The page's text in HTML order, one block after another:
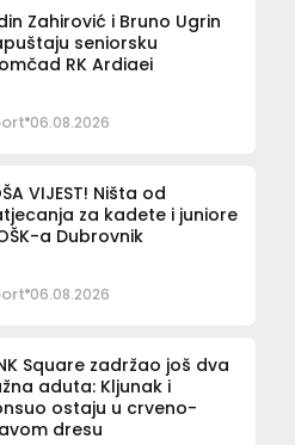
Zahirović i Bruno Ugrin
seniorsku
RK Ardiaei
06.08.2026
VIJEST! Ništa od
za kadete i juniore
a Dubrovnik
06.08.2026
Square zadržao još dva
aduta: Kljunak i
ostaju u crveno-
dresu